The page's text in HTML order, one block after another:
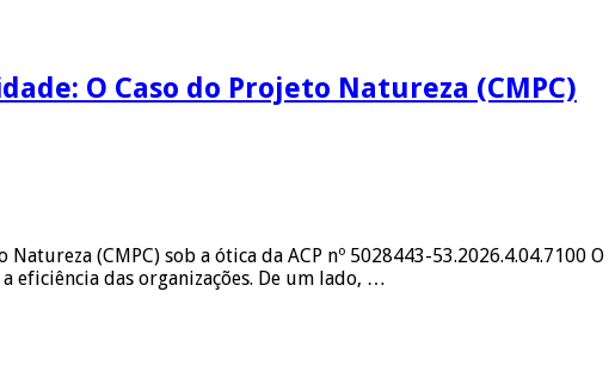
O Caso do Projeto Natureza (CMPC)
(CMPC) sob a ótica da ACP nº 5028443-53.2026.4.04.7100 O
eficiência das organizações. De um lado, …